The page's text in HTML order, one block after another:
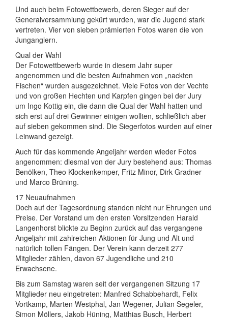
Und auch beim Fotowettbewerb, deren Sieger auf der
Generalversammlung gekürt wurden, war die Jugend stark
vertreten. Vier von sieben prämierten Fotos waren die von
Junganglern.
Qual der Wahl
Der Fotowettbewerb wurde in diesem Jahr super
angenommen und die besten Aufnahmen von „nackten
Fischen“ wurden ausgezeichnet. Viele Fotos von der Vechte
und von großen Hechten und Karpfen gingen bei der Jury
um Ingo Kottig ein, die dann die Qual der Wahl hatten und
sich erst auf drei Gewinner einigen wollten, schließlich aber
auf sieben gekommen sind. Die Siegerfotos wurden auf einer
Leinwand gezeigt.
Auch für das kommende Angeljahr werden wieder Fotos
angenommen: diesmal von der Jury bestehend aus: Thomas
Benölken, Theo Klockenkemper, Fritz Minor, Dirk Gradner
und Marco Brüning.
17 Neuaufnahmen
Doch auf der Tagesordnung standen nicht nur Ehrungen und
Preise. Der Vorstand um den ersten Vorsitzenden Harald
Langenhorst blickte zu Beginn zurück auf das vergangene
Angeljahr mit zahlreichen Aktionen für Jung und Alt und
natürlich tollen Fängen. Der Verein kann derzeit 277
Mitglieder zählen, davon 67 Jugendliche und 210
Erwachsene.
Bis zum Samstag waren seit der vergangenen Sitzung 17
Mitglieder neu eingetreten: Manfred Schabbehardt, Felix
Vortkamp, Marten Westphal, Jan Wegener, Julian Segeler,
Simon Möllers, Jakob Hüning, Matthias Busch, Herbert